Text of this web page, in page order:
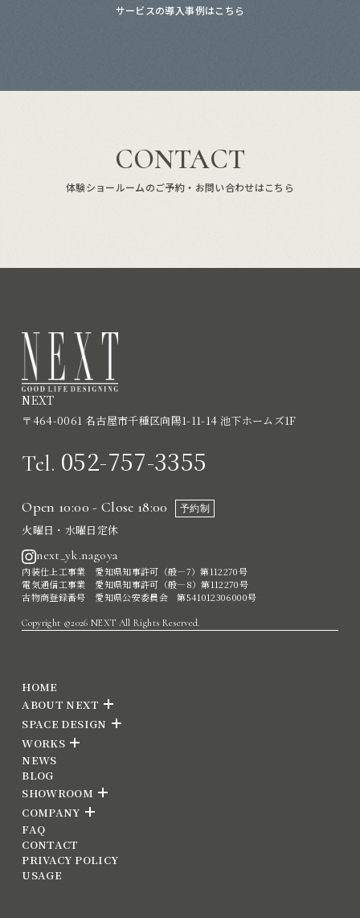
サービスの導入事例はこちら
CONTACT
体験ショールームのご予約・お問い合わせはこちら
NEXT
〒464-0061 名古屋市千種区向陽1-11-14 池下ホームズ1F
Tel. 052-757-3355
Open 10:00 - Close 18:00 予約制
火曜日・水曜日定休
next_yk.nagoya
内装仕上工事業 愛知県知事許可（般―7）第112270号
電気通信工事業 愛知県知事許可（般―8）第112270号
古物商登録番号 愛知県公安委員会 第541012306000号
Copyright ©2026 NEXT All Rights Reserved.
HOME
ABOUT NEXT
SPACE DESIGN
WORKS
NEWS
BLOG
SHOWROOM
COMPANY
FAQ
CONTACT
PRIVACY POLICY
USAGE